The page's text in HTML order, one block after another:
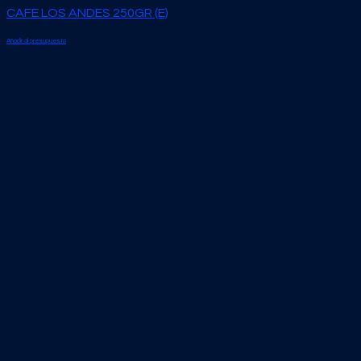
CAFE LOS ANDES 250GR (E)
Añadir al presupuesto